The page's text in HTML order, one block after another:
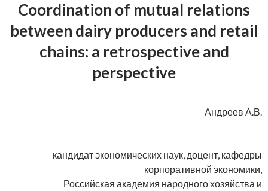
Coordination of mutual relations
between dairy producers and retail
chains: a retrospective and
perspective
Андреев А.В.
кандидат экономических наук, доцент, кафедры
корпоративной экономики,
Российская академия народного хозяйства и